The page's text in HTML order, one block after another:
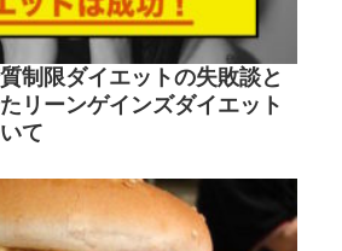
制限ダイエットの失敗談と
リーンゲインズダイエット
て